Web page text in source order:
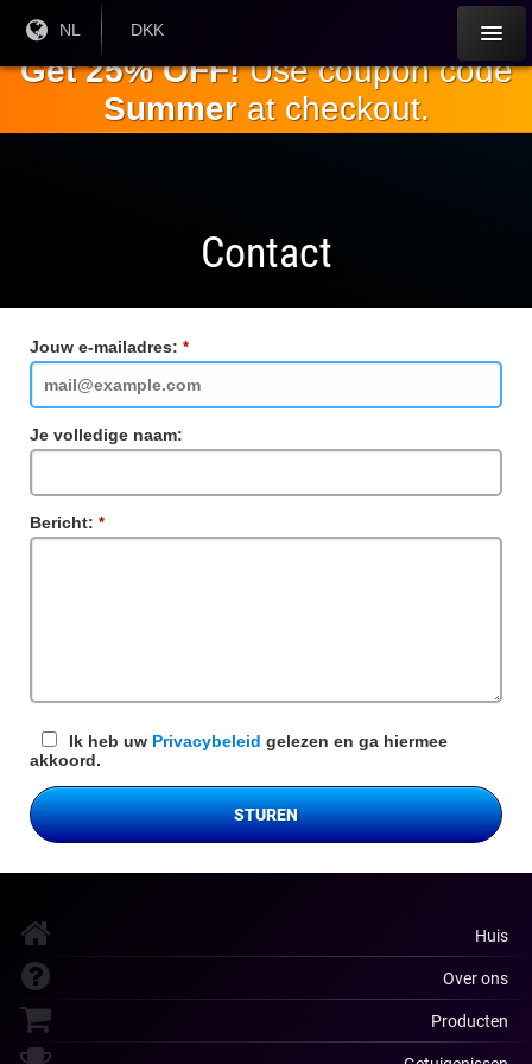
Huidige
NL
Huidige
DKK
Get 25% OFF!Use coupon code
Summerat checkout.
Contact
Jouw e-mailadres:
veld
Je volledige naam:
Bericht:
veld
Ik heb uw Privacybeleid gelezen en ga hiermee
akkoord.
STUREN
Huis
Over ons
Producten